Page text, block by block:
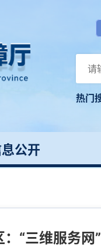
热门
公开
：“三维服务网